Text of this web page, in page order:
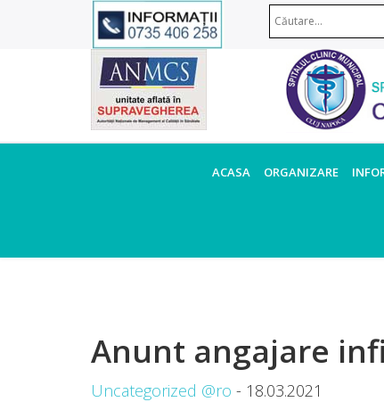
ACASA ORGANIZARE
Anunt angajare
Uncategorized @ro - 18.03.2021